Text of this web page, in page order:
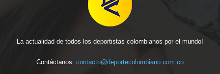
La actualidad de todos los deportistas colombianos por el mundo!
Contáctanos: contacto@deportecolombiano.com.co